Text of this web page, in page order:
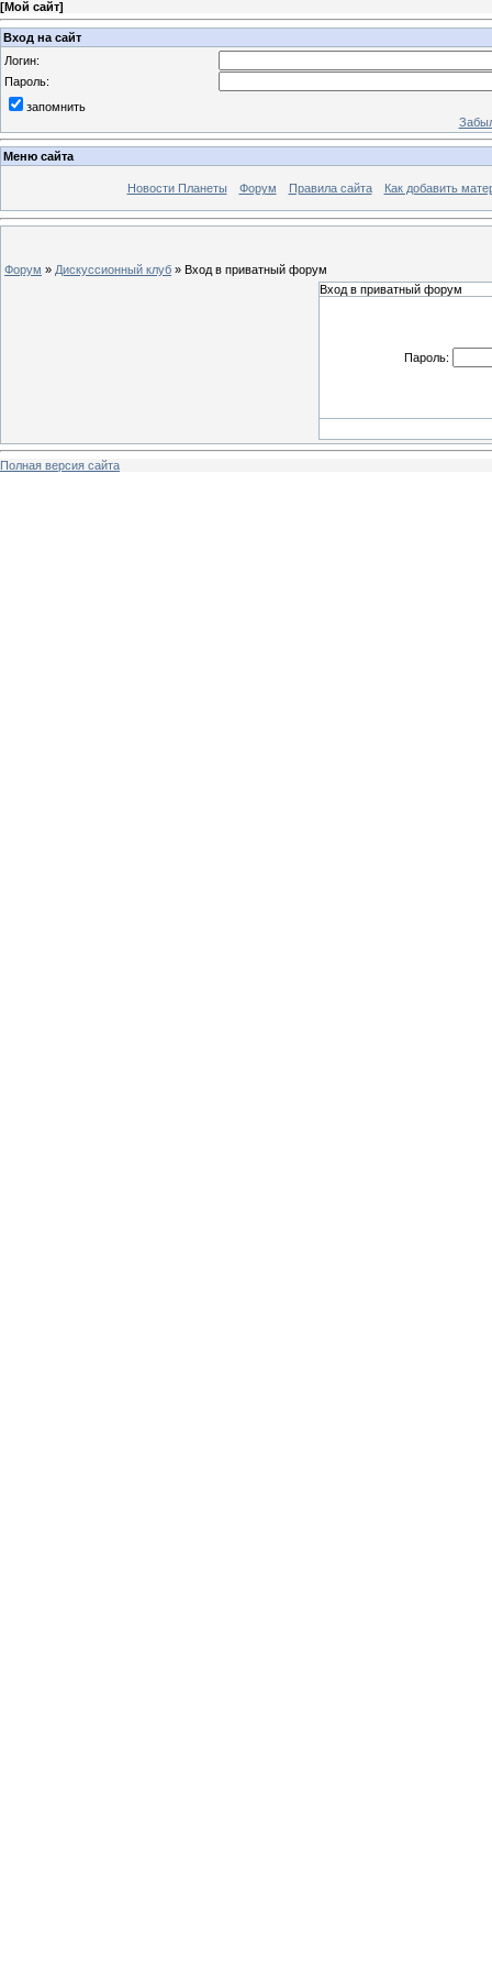
[Мой сайт]
Вход на сайт
Логин:
Пароль:
запомнить
Меню сайта
Новости Планеты Форум Правила сайта Как добавить
Форум » Дискуссионный клуб » Вход в приватный форум
Вход в приватный форум
Пароль:
Полная версия сайта